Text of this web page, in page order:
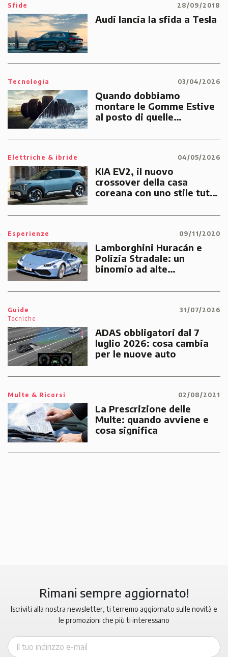
Sfide 28/09/2018
Audi lancia la sfida a Tesla
Tecnologia 03/04/2026
Quando dobbiamo
montare le Gomme Estive
al posto di quelle
Elettriche & ibride 04/05/2026
KIA EV2, il nuovo
crossover della casa
coreana con uno stile tutto
Esperienze 09/11/2020
Lamborghini Huracán e
Polizia Stradale: un
binomio ad alte
emergenze dei cittadini
Guide
Tecniche
31/07/2026
ADAS obbligatori dal 7
luglio 2026: cosa cambia
per le nuove auto
Multe & Ricorsi 02/08/2021
La Prescrizione delle
Multe: quando avviene e
cosa significa
Rimani sempre aggiornato!
Iscriviti alla nostra newsletter, ti terremo aggiornato sulle novità e
le promozioni che più ti interessano